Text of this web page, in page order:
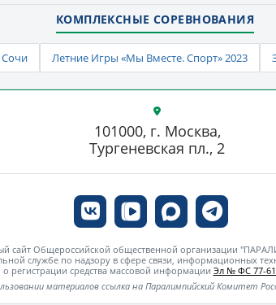
КОМПЛЕКСНЫЕ СОРЕВНОВАНИЯ
Сочи Летние Игры «Мы Вместе. Спорт» 2023
101000, г. Москва,
Тургеневская пл., 2
сайт Общероссийской общественной организации
службе по надзору в сфере связи, информационных
о регистрации средства массовой информации Эл № ФС 77-
материалов ссылка на Паралимпийский Комитет